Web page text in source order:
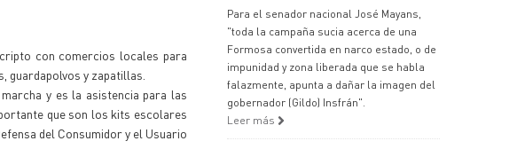
con comercios locales para
guardapolvos y zapatillas.
y es la asistencia para las
que son los kits escolares
del Consumidor y el Usuario
Para el senador nacional José Mayans,
"toda la campaña sucia acerca de una
Formosa convertida en narco estado, o de
impunidad y zona liberada que se habla
falazmente, apunta a dañar la imagen del
gobernador (Gildo) Insfrán".
Leer más